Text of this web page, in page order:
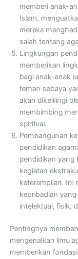
memberi anak-
Islam,
mereka
salah tentang
Lingkungan
memberikan
bagi anak-anak
teman sebaya
akan dikelilingi
membimbing
spiritual.
Pembangunan
pendidikan
pendidikan yang
kegiatan
keterampilan. Ini
kepribadian
intelektual, fisik,
Pentingnya
mengenalkan ilmu
memberikan